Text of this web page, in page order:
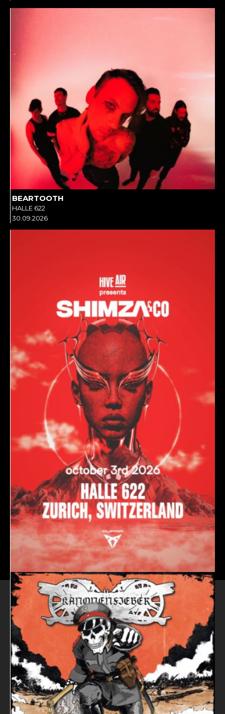
BEARTOOTH
HALLE 622
30.09.2026
HIVE AIR PRESENTS SHIMZA & FRIENDS
HALLE 622
03.10.2026
MAAG MOMENTS
NEWSLETTER ABONNIEREN
INFO